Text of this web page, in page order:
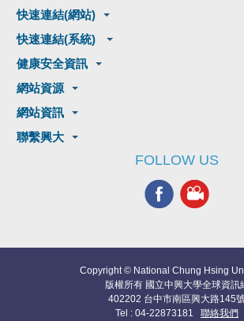
快速連結(網站)
快速連結(系統)
健康安全資訊
網站資源
網站資訊
聯繫興大
FOLLOW US
Copyright © National Chung Hsing
版權所有 國立中興大學全球資訊
402202 台中市南區興大路145號
Tel : 04-22873181 聯絡我們